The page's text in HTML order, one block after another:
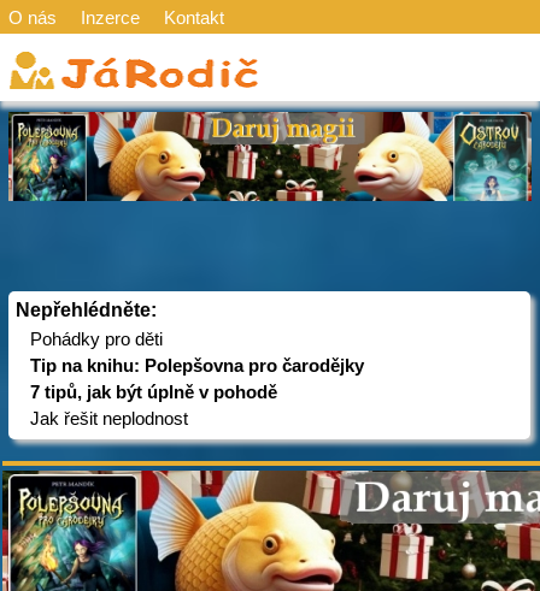
O nás Inzerce Kontakt
Nepřehlédněte:
Pohádky pro děti
Tip na knihu: Polepšovna pro čarodějky
7 tipů, jak být úplně v pohodě
Jak řešit neplodnost